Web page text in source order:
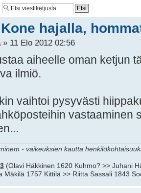
Kone hajalla,
» 11 Elo 2012 02:56
aiheelle oman ketjun
ilmiö.
vaihtoi pysyvästi
vastaaminen
- vaikeuksien kautta
(Olavi Häkkinen 1620 Kuhmo? >> Juhani
Mäkilä 1757 Kittilä >> Riitta Sassali 1843